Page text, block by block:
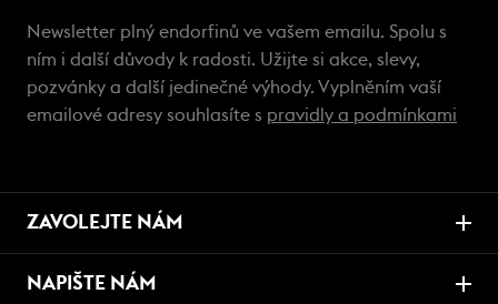
Newsletter plný endorfinů ve vašem emailu. Spolu s
ním i další důvody k radosti. Užijte si akce, slevy,
pozvánky a další jedinečné výhody. Vyplněním vaší
emailové adresy souhlasíte s pravidly a podmínkami
ZAVOLEJTE NÁM
NAPIŠTE NÁM